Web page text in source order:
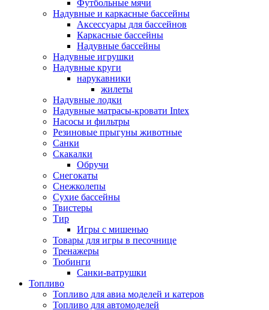
Футбольные мячи
Надувные и каркасные бассейны
Аксессуары для бассейнов
Каркасные бассейны
Надувные бассейны
Надувные игрушки
Надувные круги
нарукавники
жилеты
Надувные лодки
Надувные матрасы-кровати Intex
Насосы и фильтры
Резиновые прыгуны животные
Санки
Скакалки
Обручи
Снегокаты
Снежколепы
Сухие бассейны
Твистеры
Тир
Игры с мишенью
Товары для игры в песочнице
Тренажеры
Тюбинги
Санки-ватрушки
Топливо
Топливо для авиа моделей и катеров
Топливо для автомоделей